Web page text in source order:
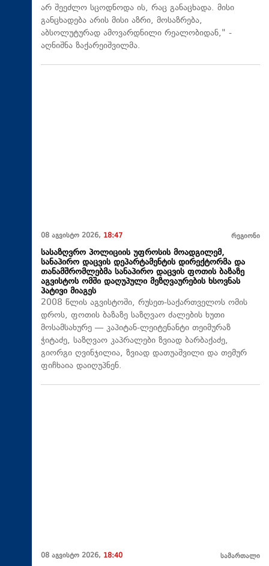
არ შეეძლო სცოდნოდა ის, რაც განაცხადა. მისი
განცხადება არის მისი აზრი, მოსაზრება,
აბსოლუტურად ამოვარდნილი რეალობიდან," -
აღნიშნა ზაქარეიშვილმა.
08 აგვისტო 2026, 18:47 რეგიონი
სასაზღვრო პოლიციის უფროსის მოადგილემ,
სანაპირო დაცვის დეპარტამენტის დირექტორმა და
თანამშრომლებმა სანაპირო დაცვის ფოთის ბაზაზე
აგვისტოს ომში დაღუპული მეზღვაურების ხსოვნას
პატივი მიაგეს
2008 წლის აგვისტოში, რუსეთ-საქართველოს ომის
დროს, ფოთის ბაზაზე საზღვაო ძალების ხუთი
მოსამსახურე — კაპიტან-ლეიტენანტი თეიმურაზ
ჭიტაძე, საზღვაო კაპრალები ზვიად ბარბაქაძე,
გიორგი ღვინჯილია, ზვიად დათუაშვილი და თემურ
ფიჩხაია დაიღუპნენ.
08 აგვისტო 2026, 18:40 სამართალი